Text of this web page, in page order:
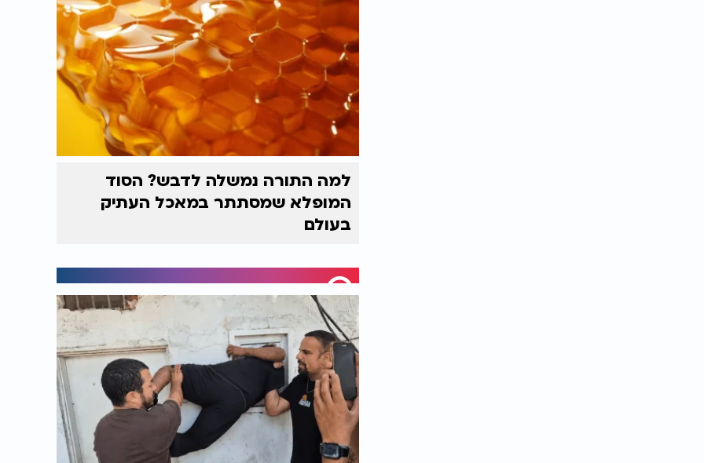
למה התורה נמשלה לדבש? הסוד
המופלא שמסתתר במאכל העתיק
בעולם